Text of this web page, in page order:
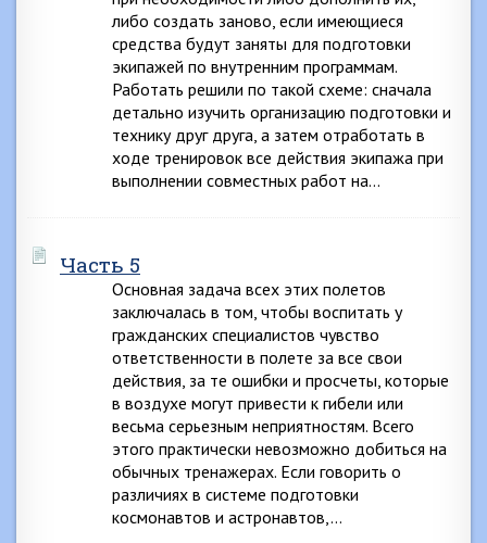
либо создать заново, если имеющиеся
средства будут заняты для подготовки
экипажей по внутренним программам.
Работать решили по такой схеме: сначала
детально изучить организацию подготовки и
технику друг друга, а затем отработать в
ходе тренировок все действия экипажа при
выполнении совместных работ на…
Часть 5
Основная задача всех этих полетов
заключалась в том, чтобы воспитать у
гражданских специалистов чувство
ответственности в полете за все свои
действия, за те ошибки и просчеты, которые
в воздухе могут привести к гибели или
весьма серьезным неприятностям. Всего
этого практически невозможно добиться на
обычных тренажерах. Если говорить о
различиях в системе подготовки
космонавтов и астронавтов,…